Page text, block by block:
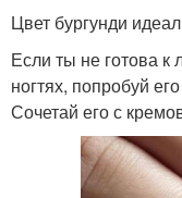
Цвет бургунди
Если ты не готова к
ногтях, попробуй
Сочетай его с